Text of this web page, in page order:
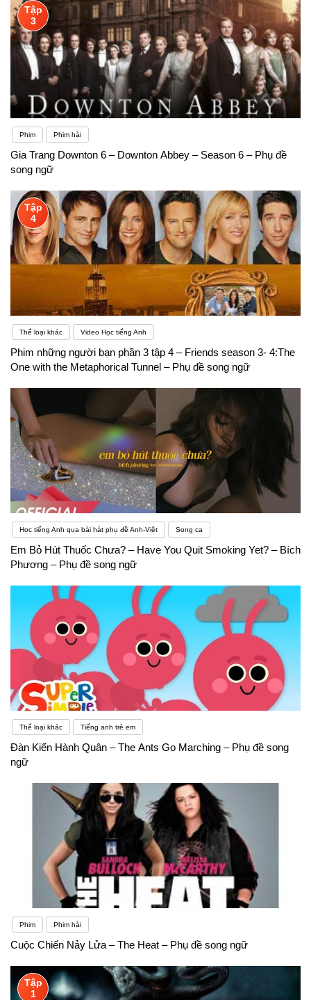
Tập
3
Phim Phim hài
Gia Trang Downton 6 – Downton Abbey – Season 6 – Phụ đề
song ngữ
Tập
4
Thể loại khác Video Học tiếng Anh
Phim những người bạn phần 3 tập 4 – Friends season 3- 4:The
One with the Metaphorical Tunnel – Phụ đề song ngữ
Học tiếng Anh qua bài hát phụ đề Anh-Việt Song ca
Em Bỏ Hút Thuốc Chưa? – Have You Quit Smoking Yet? – Bích
Phương – Phụ đề song ngữ
Thể loại khác Tiếng anh trẻ em
Đàn Kiến Hành Quân – The Ants Go Marching – Phụ đề song
ngữ
Phim Phim hài
Cuộc Chiến Nảy Lửa – The Heat – Phụ đề song ngữ
Tập
1